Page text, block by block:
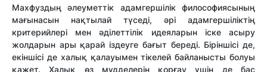
Махфуздың әлеуметтік адамгершілік философиясының
мағынасын нақтылай түседі, әрі адамгершіліктің
критерийлері мен әділеттілік идеяларын іске асыру
жолдарын ары қарай іздеуге бағыт береді. Біріншісі де,
екіншісі де халық қалауымен тікелей байланысты болуы
қажет. Халық өз мүдделерін қорғау үшін де бас